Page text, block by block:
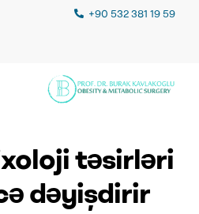
+90 532 381 19 59
təsirləri
dəyişdirir